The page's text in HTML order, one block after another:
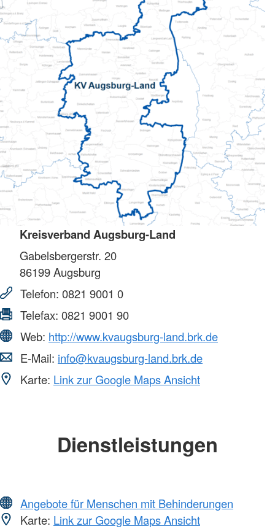
Kreisverband Augsburg-Land
Gabelsbergerstr. 20
86199Augsburg
Telefon: 0821 9001 0
Telefax: 0821 9001 90
Web: http://www.kvaugsburg-land.brk.de
E-Mail: info@kvaugsburg-land.brk.de
Karte: Link zur Google Maps Ansicht
Dienstleistungen
Angebote für Menschen mit Behinderungen
Karte: Link zur Google Maps Ansicht